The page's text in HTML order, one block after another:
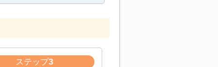
ステップ3